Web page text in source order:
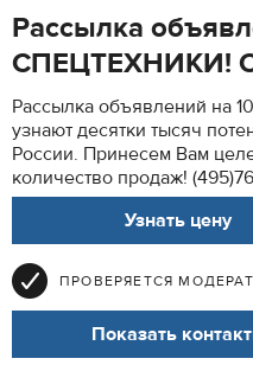
Рассылка
СПЕЦТЕХНИКИ!
Рассылка объявлений на
узнают десятки тысяч
России. Принесем Вам
количество продаж!
Узнать цену
ПРОВЕРЯЕТСЯ
Показать